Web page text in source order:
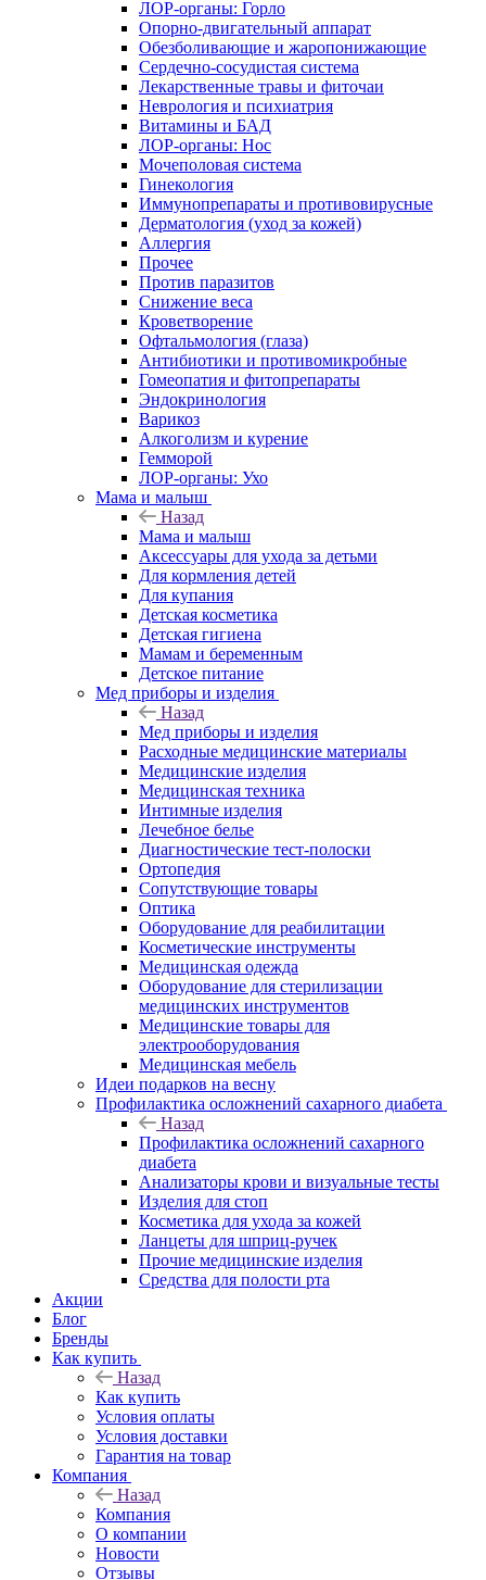
ЛОР-органы: Горло
Опорно-двигательный аппарат
Обезболивающие и жаропонижающие
Сердечно-сосудистая система
Лекарственные травы и фиточаи
Неврология и психиатрия
Витамины и БАД
ЛОР-органы: Нос
Мочеполовая система
Гинекология
Иммунопрепараты и противовирусные
Дерматология (уход за кожей)
Аллергия
Прочее
Против паразитов
Снижение веса
Кроветворение
Офтальмология (глаза)
Антибиотики и противомикробные
Гомеопатия и фитопрепараты
Эндокринология
Варикоз
Алкоголизм и курение
Гемморой
ЛОР-органы: Ухо
Мама и малыш
Назад
Мама и малыш
Аксессуары для ухода за детьми
Для кормления детей
Для купания
Детская косметика
Детская гигиена
Мамам и беременным
Детское питание
Мед приборы и изделия
Назад
Мед приборы и изделия
Расходные медицинские материалы
Медицинские изделия
Медицинская техника
Интимные изделия
Лечебное белье
Диагностические тест-полоски
Ортопедия
Сопутствующие товары
Оптика
Оборудование для реабилитации
Косметические инструменты
Медицинская одежда
Оборудование для стерилизации
медицинских инструментов
Медицинские товары для
электрооборудования
Медицинская мебель
Идеи подарков на весну
Профилактика осложнений сахарного диабета
Назад
Профилактика осложнений сахарного
диабета
Анализаторы крови и визуальные тесты
Изделия для стоп
Косметика для ухода за кожей
Ланцеты для шприц-ручек
Прочие медицинские изделия
Средства для полости рта
Акции
Блог
Бренды
Как купить
Назад
Как купить
Условия оплаты
Условия доставки
Гарантия на товар
Компания
Назад
Компания
О компании
Новости
Отзывы